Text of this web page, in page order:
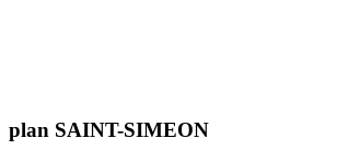
plan SAINT-SIMEON